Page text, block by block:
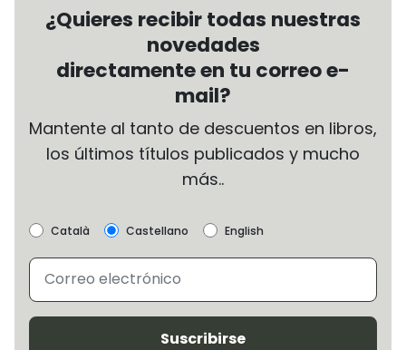
¿Quieres recibir todas nuestras
novedades
directamente en tu correo e-
mail?
Mantente al tanto de descuentos en libros,
los últimos títulos publicados y mucho
más..
Català Castellano English
Suscribirse